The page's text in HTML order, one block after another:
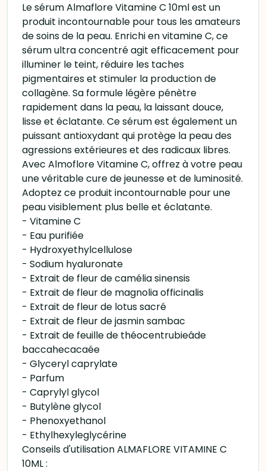
Le sérum Almaflore Vitamine C 10ml est un
produit incontournable pour tous les amateurs
de soins de la peau. Enrichi en vitamine C, ce
sérum ultra concentré agit efficacement pour
illuminer le teint, réduire les taches
pigmentaires et stimuler la production de
collagène. Sa formule légère pénètre
rapidement dans la peau, la laissant douce,
lisse et éclatante. Ce sérum est également un
puissant antioxydant qui protège la peau des
agressions extérieures et des radicaux libres.
Avec Almoflore Vitamine C, offrez à votre peau
une véritable cure de jeunesse et de luminosité.
Adoptez ce produit incontournable pour une
peau visiblement plus belle et éclatante.
- Vitamine C
- Eau purifiée
- Hydroxyethylcellulose
- Sodium hyaluronate
- Extrait de fleur de camélia sinensis
- Extrait de fleur de magnolia officinalis
- Extrait de fleur de lotus sacré
- Extrait de fleur de jasmin sambac
- Extrait de feuille de théocentrubieâde
baccahecacaée
- Glyceryl caprylate
- Parfum
- Caprylyl glycol
- Butylène glycol
- Phenoxyethanol
- Ethylhexyleglycérine
Conseils d'utilisation ALMAFLORE VITAMINE C
10ML :